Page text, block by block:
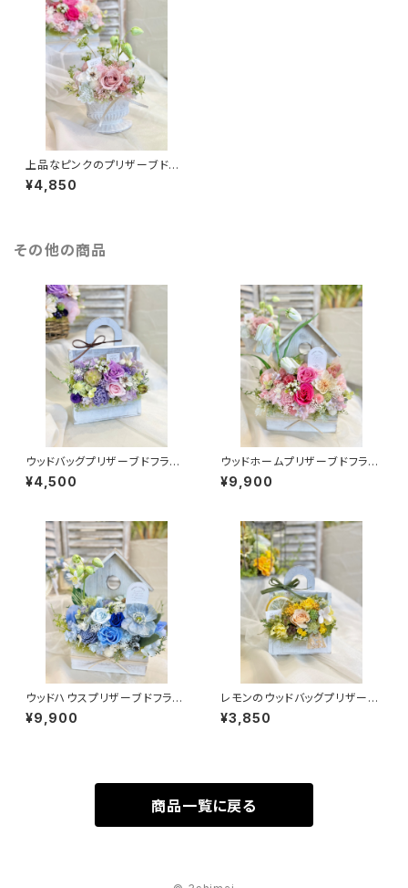
上品なピンクのプリザーブドフ
ラワー
¥4,850
その他の商品
ウッドバッグプリザーブドフラワ
ー 【パープル】
¥4,500
ウッドホームプリザーブドフラワ
ー 【ピンク】
¥9,900
ウッドハウスプリザーブドフラワ
ー 【ブルー】
¥9,900
レモンのウッドバッグプリザーブ
ドフラワー
¥3,850
商品一覧に戻る